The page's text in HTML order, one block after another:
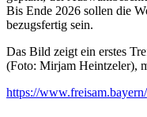
Bis Ende 2026 sollen die
bezugsfertig sein.
Das Bild zeigt ein erstes
(Foto: Mirjam Heintzeler),
https://www.freisam.bayern/